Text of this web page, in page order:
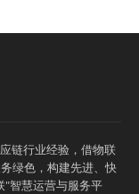
链行业经验，借物联
绿色，构建先进、快
"智慧运营与服务平